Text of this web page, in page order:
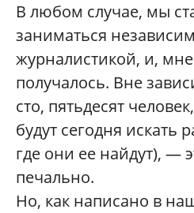
В любом случае, мы
заниматься
журналистикой, и, мне
получалось. Вне
сто, пятьдесят
будут сегодня искать
где они ее найдут), —
печально.
Но, как написано в